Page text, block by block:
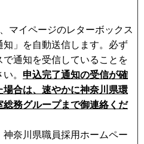
マイページのレターボックス
知」を自動送信します。必ず
で通知を受信していることを
。 申込完了通知の受信が確
場合は、速やかに神奈川県環
総務グループまで御連絡くだ
奈川県職員採用ホームペー